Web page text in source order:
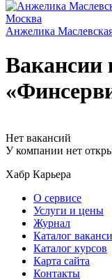
Анжелика
Вакансии
Нет вакансий
У компании нет
Хабр Карьера
О сервисе
Услуги и цены
Журнал
Каталог
Каталог курсов
Карта сайта
Контакты